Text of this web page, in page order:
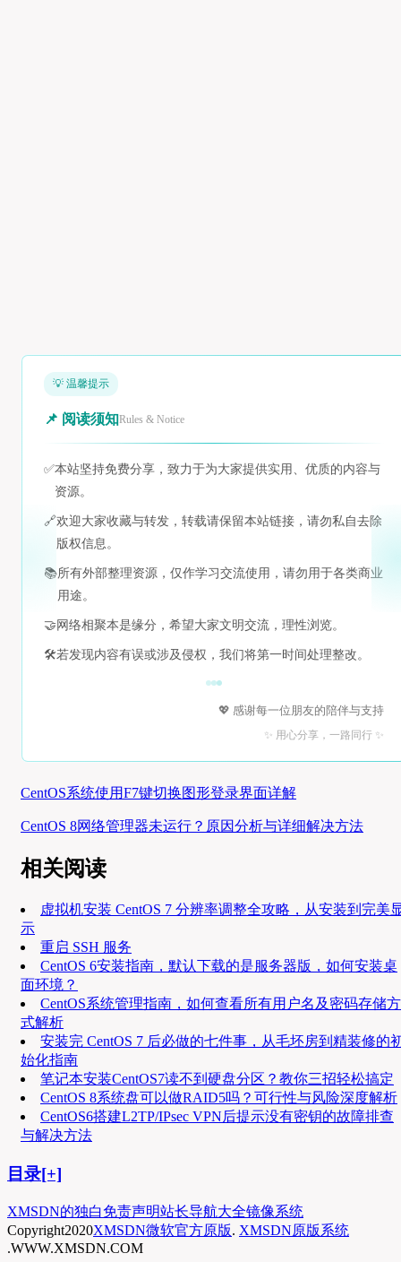
💡 温馨提示
📌 阅读须知Rules & Notice
✅本站坚持免费分享，致力于为大家提供实用、优质的内容与
资源。
🔗欢迎大家收藏与转发，转载请保留本站链接，请勿私自去除
版权信息。
📚所有外部整理资源，仅作学习交流使用，请勿用于各类商业
用途。
🤝 网络相聚本是缘分，希望大家文明交流，理性浏览。
🛠️若发现内容有误或涉及侵权，我们将第一时间处理整改。
💖 感谢每一位朋友的陪伴与支持
✨ 用心分享，一路同行 ✨
CentOS系统使用F7键切换图形登录界面详解
CentOS 8网络管理器未运行？原因分析与详细解决方法
相关阅读
虚拟机安装 CentOS 7 分辨率调整全攻略，从安装到完美
示
重启 SSH 服务
CentOS 6安装指南，默认下载的是服务器版，如何安装桌
面环境？
CentOS系统管理指南，如何查看所有用户名及密码存储方
式解析
安装完 CentOS 7 后必做的七件事，从毛坯房到精装修的
始化指南
笔记本安装CentOS7读不到硬盘分区？教你三招轻松搞定
CentOS 8系统盘可以做RAID5吗？可行性与风险深度解析
CentOS6搭建L2TP/IPsec VPN后提示没有密钥的故障排查
与解决方法
目录[+]
XMSDN的独白免责声明站长导航大全镜像系统
Copyright2020XMSDN微软官方原版. XMSDN原版系统
.WWW.XMSDN.COM